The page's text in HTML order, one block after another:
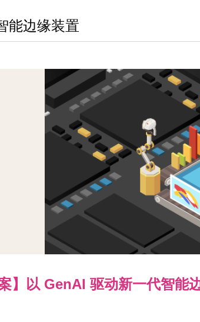
能边缘装置
】以 GenAI 驱动新一代智能